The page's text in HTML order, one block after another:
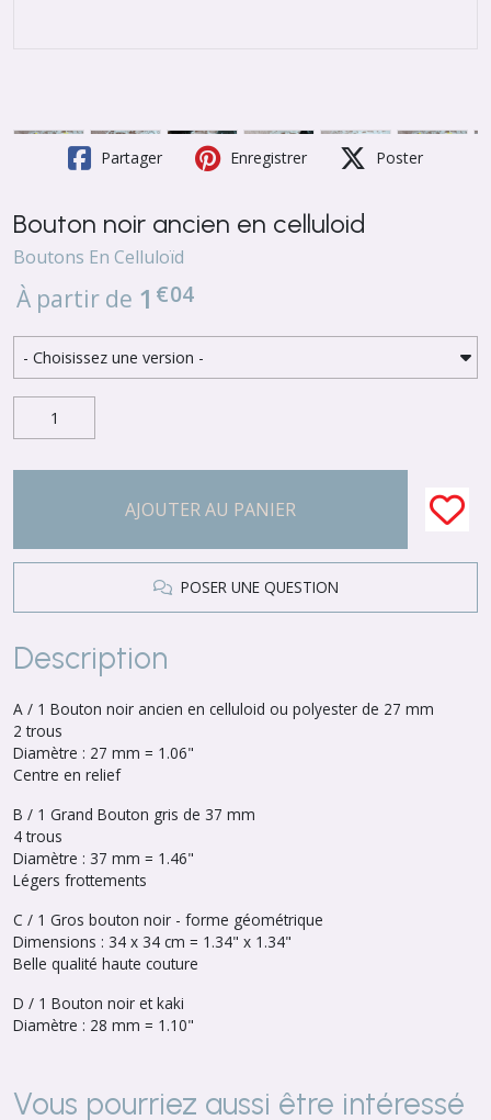
Partager Enregistrer Poster
Bouton noir ancien en celluloid
Boutons En Celluloïd
À partir de 1 €04
AJOUTER AU PANIER
POSER UNE QUESTION
Description
A / 1 Bouton noir ancien en celluloid ou polyester de 27 mm
2 trous
Diamètre : 27 mm = 1.06"
Centre en relief
B / 1 Grand Bouton gris de 37 mm
4 trous
Diamètre : 37 mm = 1.46"
Légers frottements
C / 1 Gros bouton noir - forme géométrique
Dimensions : 34 x 34 cm = 1.34" x 1.34"
Belle qualité haute couture
D / 1 Bouton noir et kaki
Diamètre : 28 mm = 1.10"
Vous pourriez aussi être intéressé